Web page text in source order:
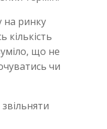
на ринку
кількість
що не
чи